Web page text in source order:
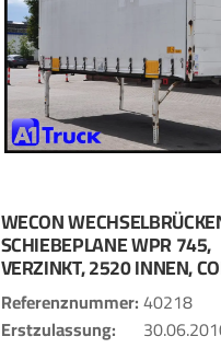
WECON
SCHIEBEPLANEWPR 745,
VERZINKT, 2520 INNEN,
Referenznummer 40218
Erstzulassung